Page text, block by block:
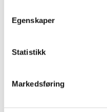
Egenskaper
Statistikk
Markedsføring
byggherrer, som
Dette kan dreie seg
maskin og entreprenører.
Geografisk